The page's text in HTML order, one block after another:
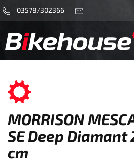
03578/302366
MORRISON
SE Deep Diamant
cm